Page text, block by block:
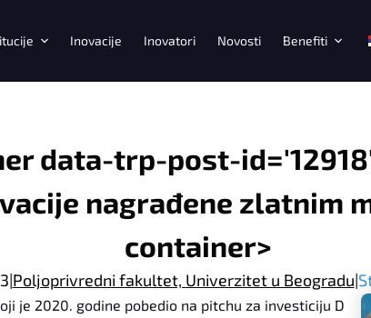
Inovacije Inovatori Novosti Benefiti
data-trp-post-
nagrađene zlatnim
container>
|Poljoprivredni fakultet, Univerzitet u Beogradu|
je 2020. godine pobedio na pitchu za investiciju D